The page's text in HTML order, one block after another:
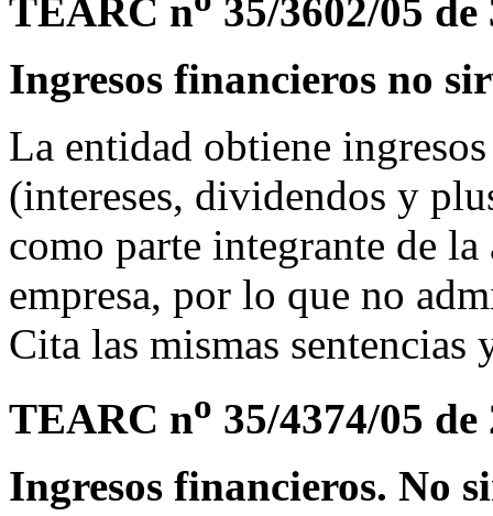
TEARC n
35/3602/05 de
Ingresos financieros no
La entidad obtiene
(intereses, dividendos y
como parte integrante de
empresa, por lo que no
Cita las mismas sentencias
TEARC no 35/4374/05 de
Ingresos financieros. No